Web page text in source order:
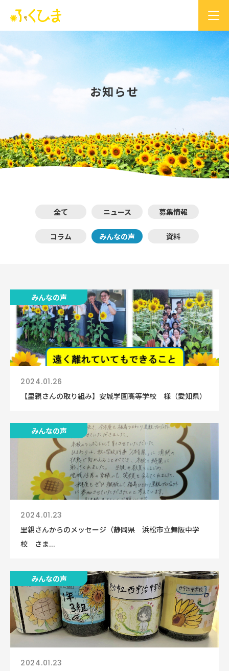
お知らせ
全て ニュース 募集情報
コラム みんなの声 資料
みんなの声
2024.01.26
【里親さんの取り組み】安城学園高等学校 様（愛知県）
みんなの声
2024.01.23
里親さんからのメッセージ（静岡県 浜松市立舞阪中学
校 さま...
みんなの声
2024.01.23